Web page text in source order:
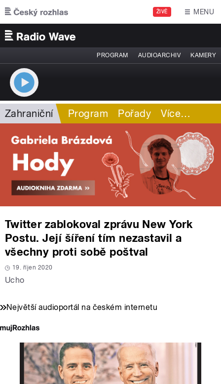
Přejít k hlavnímu obsahu
ŽIVĚ MENU
PROGRAM AUDIOARCHIV KAMERY
Zahraniční Program Pořady Více…
Twitter zablokoval zprávu New York
Postu. Její šíření tím nezastavil a
všechny proti sobě poštval
19. říjen 2020
Ucho
Největší audioportál na českém internetu